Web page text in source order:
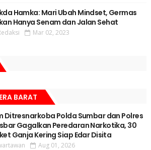
Hamka: Mari Ubah Mindset, Germas
Hanya Senam dan Jalan Sehat
Mar 02, 2023
BARAT
Ditresnarkoba Polda Sumbar dan Polres
Gagalkan Peredaran Narkotika, 30
Ganja Kering Siap Edar Disita
Aug 01, 2026